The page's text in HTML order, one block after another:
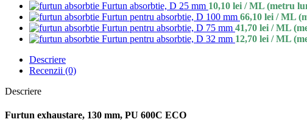
Furtun absorbtie, D 25 mm 10,10 lei / ML (metru
Furtun pentru absorbtie, D 100 mm 66,10 lei / ML
Furtun pentru absorbtie, D 75 mm 41,70 lei / ML
Furtun pentru absorbtie, D 32 mm 12,70 lei / ML
Descriere
Recenzii (0)
Descriere
Furtun exhaustare, 130 mm, PU 600C ECO